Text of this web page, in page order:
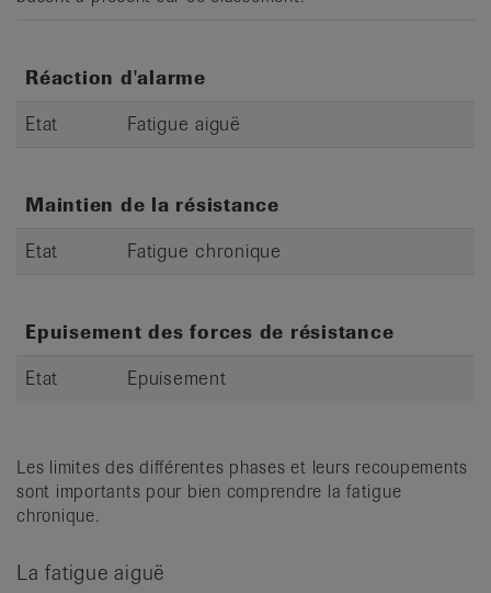
Réaction d'alarme
Etat
Fatigue aiguë
Maintien de la résistance
Etat
Fatigue chronique
Epuisement des forces de résistance
Etat
Epuisement
Les limites des différentes phases et leurs recoupements
sont importants pour bien comprendre la fatigue
chronique.
La fatigue aiguë